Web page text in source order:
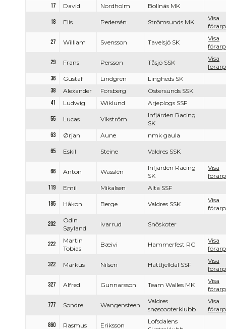
17
David Nordholm Bollnäs MK
18 Elis Pedersén Strömsunds MK
Visa
27 William Svensson Tavelsjö SK
Visa
29 Frans Persson Tåsjö SSK
Visa
36
Gustaf Lindgren
Lingheds SK
38
Alexander Forsberg
Östersunds SSK
41
Ludwig Wiklund Arjeplogs SSF
55 Lucas Vikström
Infjärden Racing
SK
63
Ørjan Aune nmk gaula
65 Eskil Steine Valdres SSK
66 Anton Wasslén
Infjärden Racing
SK
Visa
119
Emil Mikalsen Alta SSF
185 Håkon Berge Valdres SSK
Visa
202
Odin
Søyland
Ivarrud Snöskoter
222
Martin
Tobias
Bæivi Hammerfest RC
Visa
322 Markus Nilsen Hattfjelldal SSF
Visa
327 Alfred Gunnarsson Team Walles MK
Visa
777 Sondre Wangensteen
Valdres
snøscooterklubb
Visa
860 Rasmus Eriksson
Lofsdalens